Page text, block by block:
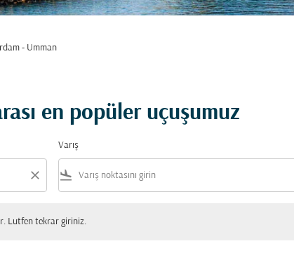
- Umman
en popüler uçuşumuz
close
Varış
flight_land
Lutfen tekrar giriniz.